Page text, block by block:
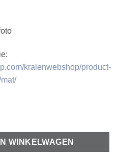
kralenwebshop/product-
aantal
WINKELWAGEN